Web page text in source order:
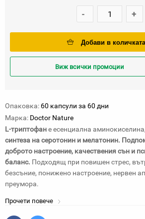
- +
Добави в количката
Виж всички промоции
Опаковка: 60 капсули за 60 дни
Марка: Doctor Nature
L-триптофане есенциална аминокиселина,
синтеза на серотонин и мелатонин.
доброто настроение, качествения сън и
баланс. Подходящ при повишен стрес,
безсъние, понижено настроение, нервен
преумора.
Прочети повече